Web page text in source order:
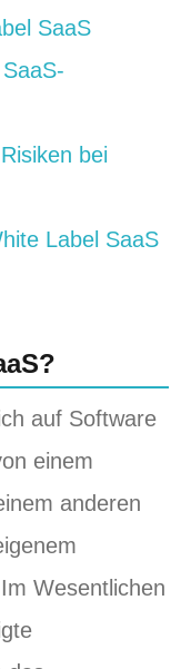
SaaS
bei
Label SaaS
auf Software
einem
anderen
Wesentlichen